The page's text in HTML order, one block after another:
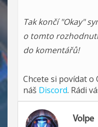
Tak končí "Okay"
o tomto
do komentářů!
Chcete si povídat o
náš Discord. Rádi
Volpe